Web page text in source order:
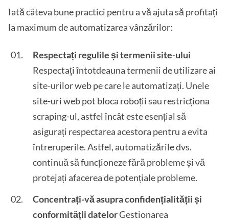
Iată câteva bune practici pentru a vă ajuta să profitați
la maximum de automatizarea vânzărilor:
Respectați regulile și termenii site-ului
Respectați întotdeauna termenii de utilizare ai
site-urilor web pe care le automatizați. Unele
site-uri web pot bloca roboții sau restricționa
scraping-ul, astfel încât este esențial să
asigurați respectarea acestora pentru a evita
întreruperile. Astfel, automatizările dvs.
continuă să funcționeze fără probleme și vă
protejați afacerea de potențiale probleme.
Concentrați-vă asupra confidențialității și
conformității datelorGestionarea